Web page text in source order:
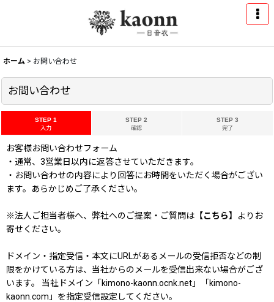
ホーム > お問い合わせ
お問い合わせ
STEP 1
入力
STEP 2
確認
STEP 3
完了
お客様お問い合わせフォーム
・通常、3営業日以内に返答させていただきます。
・お問い合わせの内容により回答にお時間をいただく場合がござい
ます。あらかじめご了承ください。
※法人ご担当者様へ、弊社へのご提案・ご質問は 【こちら】
よりお
寄せください。
ドメイン・指定受信・本文にURLがあるメールの受信拒否などの制
限をかけている方は、当社からのメールを受信出来ない場合がござ
います。 当社ドメイン「kimono-kaonn.ocnk.net」「kimono-
kaonn.com」を指定受信設定してください。